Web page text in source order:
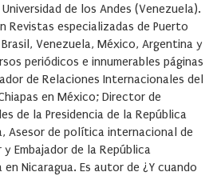
de los Andes (Venezuela).
Revistas especializadas de Puerto
Venezuela, México, Argentina y
periódicos e innumerables páginas
de Relaciones Internacionales del
en México; Director de
de la Presidencia de la República
Asesor de política internacional de
Embajador de la República
Nicaragua. Es autor de ¿Y cuando